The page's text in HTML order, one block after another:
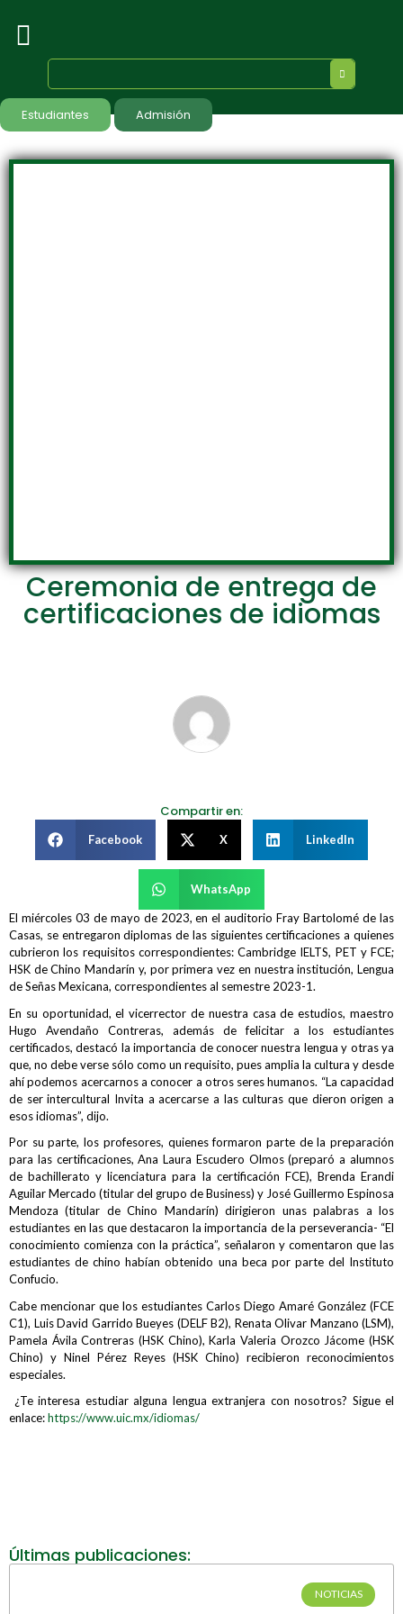
Estudiantes Admisión
Ceremonia de entrega de
certificaciones de idiomas
Compartir en:
Facebook X LinkedIn
WhatsApp
El miércoles 03 de mayo de 2023, en el auditorio Fray Bartolomé de las
Casas, se entregaron diplomas de las siguientes certificaciones a quienes
cubrieron los requisitos correspondientes: Cambridge IELTS, PET y FCE;
HSK de Chino Mandarín y, por primera vez en nuestra institución, Lengua
de Señas Mexicana, correspondientes al semestre 2023-1.
En su oportunidad, el vicerrector de nuestra casa de estudios, maestro
Hugo Avendaño Contreras, además de felicitar a los estudiantes
certificados, destacó la importancia de conocer nuestra lengua y otras ya
que, no debe verse sólo como un requisito, pues amplia la cultura y desde
ahí podemos acercarnos a conocer a otros seres humanos. “La capacidad
de ser intercultural Invita a acercarse a las culturas que dieron origen a
esos idiomas”, dijo.
Por su parte,los profesores, quienes formaron parte de la preparación
para las certificaciones, Ana Laura Escudero Olmos (preparó a alumnos
de bachillerato y licenciatura para la certificación FCE), Brenda Erandi
Aguilar Mercado (titular del grupo de Business) y José Guillermo Espinosa
Mendoza (titular de Chino Mandarín) dirigieron unas palabras a los
estudiantes en las que destacaron la importancia de la perseverancia- “El
conocimiento comienza con la práctica”, señalaron y comentaron que las
estudiantes de chino habían obtenido una beca por parte del Instituto
Confucio.
Cabe mencionar que los estudiantes Carlos Diego Amaré González (FCE
C1), Luis David Garrido Bueyes (DELF B2), Renata Olivar Manzano (LSM),
Pamela Ávila Contreras (HSK Chino),Karla Valeria Orozco Jácome (HSK
Chino) y Ninel Pérez Reyes (HSK Chino) recibieron reconocimientos
especiales.
¿Te interesa estudiar alguna lengua extranjera con nosotros? Sigue el
enlace:https://www.uic.mx/idiomas/
Últimas publicaciones:
NOTICIAS